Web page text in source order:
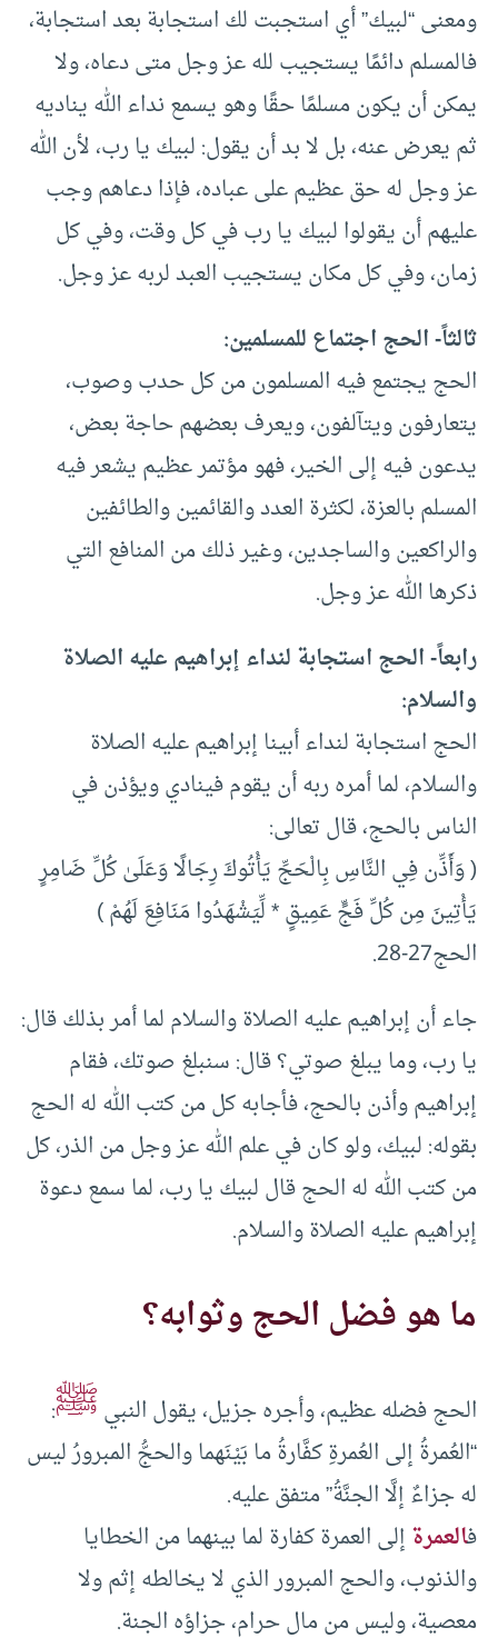
ومعنى “لبيك” أي استجبت لك استجابة بعد استجابة،
فالمسلم دائمًا يستجيب لله عز وجل متى دعاه، ولا
يمكن أن يكون مسلمًا حقًا وهو يسمع نداء الله يناديه
ثم يعرض عنه، بل لا بد أن يقول: لبيك يا رب، لأن الله
عز وجل له حق عظيم على عباده، فإذا دعاهم وجب
عليهم أن يقولوا لبيك يا رب في كل وقت، وفي كل
زمان، وفي كل مكان يستجيب العبد لربه عز وجل.
ثالثاً- الحج اجتماع للمسلمين:
الحج يجتمع فيه المسلمون من كل حدب وصوب،
يتعارفون ويتآلفون، ويعرف بعضهم حاجة بعض،
يدعون فيه إلى الخير، فهو مؤتمر عظيم يشعر فيه
المسلم بالعزة، لكثرة العدد والقائمين والطائفين
والراكعين والساجدين، وغير ذلك من المنافع التي
ذكرها الله عز وجل.
رابعاً- الحج استجابة لنداء إبراهيم عليه الصلاة
والسلام:
الحج استجابة لنداء أبينا إبراهيم عليه الصلاة
والسلام، لما أمره ربه أن يقوم فينادي ويؤذن في
الناس بالحج، قال تعالى:
( وَأَذِّن فِي النَّاسِ بِالْحَجِّ يَأْتُوكَ رِجَالًا وَعَلَىٰ كُلِّ ضَامِرٍ
يَأْتِينَ مِن كُلِّ فَجٍّ عَمِيقٍ * لِّيَشْهَدُوا مَنَافِعَ لَهُمْ )
الحج27-28.
جاء أن إبراهيم عليه الصلاة والسلام لما أمر بذلك قال:
يا رب، وما يبلغ صوتي؟ قال: سنبلغ صوتك، فقام
إبراهيم وأذن بالحج، فأجابه كل من كتب الله له الحج
بقوله: لبيك، ولو كان في علم الله عز وجل من الذر، كل
من كتب الله له الحج قال لبيك يا رب، لما سمع دعوة
إبراهيم عليه الصلاة والسلام.
ما هو فضل الحج وثوابه؟
الحج فضله عظيم، وأجره جزيل، يقول النبيﷺ:
“العُمرةُ إلى العُمرةِ كفَّارةُ ما بَيْنَهما والحجُّ المبرورُ ليس
له جزاءٌ إلَّا الجنَّةُ” متفق عليه.
فالعمرةإلى العمرة كفارة لما بينهما من الخطايا
والذنوب، والحج المبرور الذي لا يخالطه إثم ولا
معصية، وليس من مال حرام، جزاؤه الجنة.